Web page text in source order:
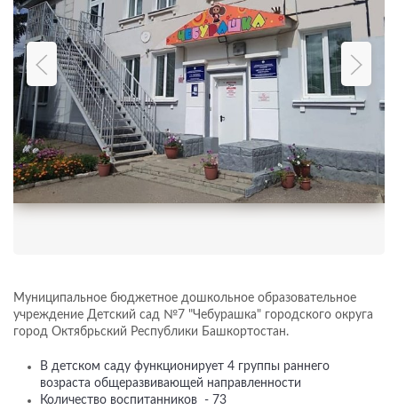
Муниципальное бюджетное дошкольное образовательное
учреждение Детский сад №7 "Чебурашка" городского округа
город Октябрьский Республики Башкортостан.
В детском саду функционирует 4 группы раннего
возраста общеразвивающей направленности
Количество воспитанников - 73